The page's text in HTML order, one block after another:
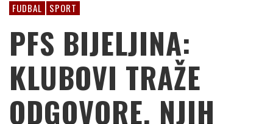
FUDBAL SPORT
PFS BIJELJINA:
KLUBOVI TRAŽE
ODGOVORE, NJIH